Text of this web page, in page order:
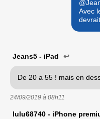
Avec
Jeans5 - iPad ↩
De 20 a 55 ! mais en
24/09/2019 à 08h11
lulu68740 - iPhone